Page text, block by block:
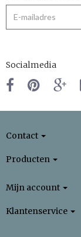
Socialmedia
Contact
Producten
Mijn account
Klantenservice